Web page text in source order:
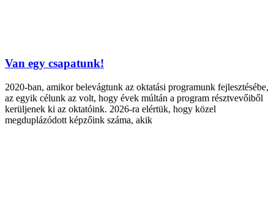
Van egy csapatunk!
2020-ban, amikor belevágtunk az oktatási programunk fejlesztésébe,
az egyik célunk az volt, hogy évek múltán a program résztvevőiből
kerüljenek ki az oktatóink. 2026-ra elértük, hogy közel
megduplázódott képzőink száma, akik